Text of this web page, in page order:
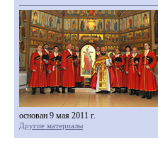
основан 9 мая 2011 г.
Другие материалы